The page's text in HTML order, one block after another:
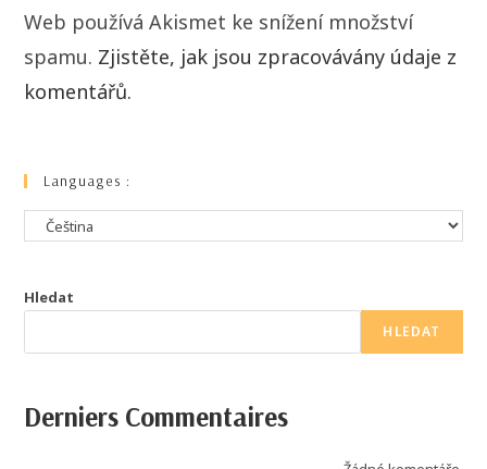
Web používá Akismet ke snížení množství
spamu. Zjistěte, jak jsou zpracovávány údaje z
komentářů.
Languages :
Hledat
HLEDAT
Derniers Commentaires